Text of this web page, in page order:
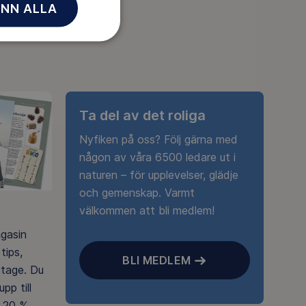
Du
till
Ta del av det roliga
Nyfiken på oss? Följ gärna med
någon av våra 6500 ledare ut i
naturen – för upplevelser, glädje
och gemenskap. Varmt
välkommen att bli medlem!
BLI MEDLEM
ALLA